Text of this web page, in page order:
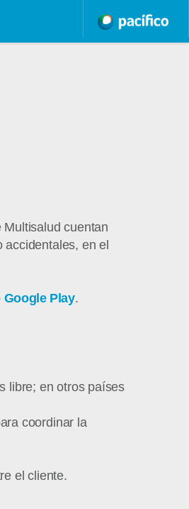
cuentan
en el
Google Play.
libre; en otros países
coordinar la
el cliente.